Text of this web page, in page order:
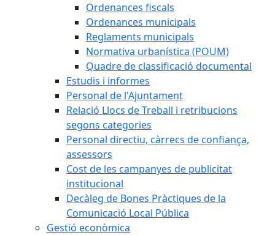
Ordenances fiscals
Ordenances municipals
Reglaments municipals
Normativa urbanística (POUM)
Quadre de classificació documental
Estudis i informes
Personal de l'Ajuntament
Relació Llocs de Treball i retribucions
segons categories
Personal directiu, càrrecs de confiança,
assessors
Cost de les campanyes de publicitat
institucional
Decàleg de Bones Pràctiques de la
Comunicació Local Pública
Gestió econòmica